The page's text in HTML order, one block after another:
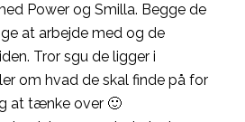
Power og Smilla. Begge de
at arbejde med og de
Tror sgu de ligger i
om hvad de skal finde på for
at tænke over 🙂